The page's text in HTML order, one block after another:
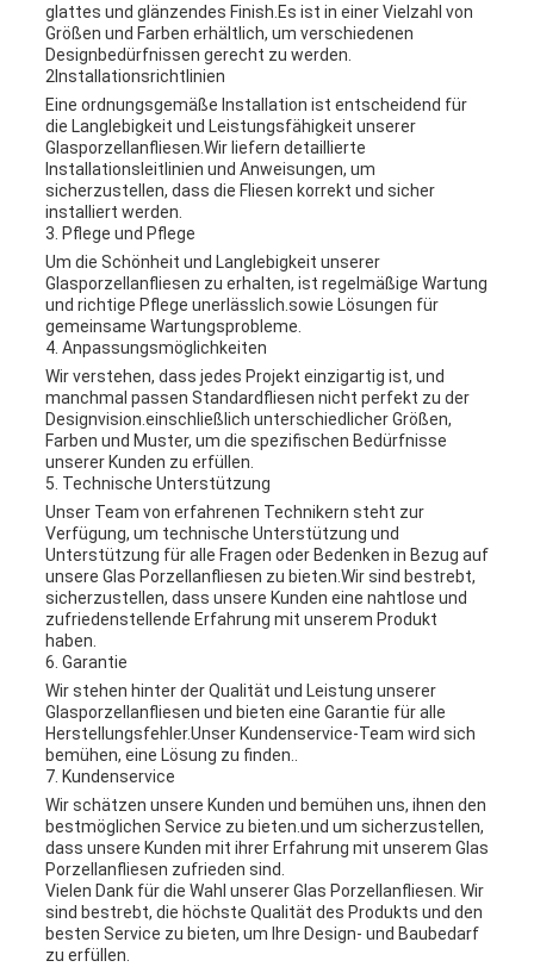
glattes und glänzendes Finish.Es ist in einer Vielzahl von
Größen und Farben erhältlich, um verschiedenen
Designbedürfnissen gerecht zu werden.
2Installationsrichtlinien
Eine ordnungsgemäße Installation ist entscheidend für
die Langlebigkeit und Leistungsfähigkeit unserer
Glasporzellanfliesen.Wir liefern detaillierte
Installationsleitlinien und Anweisungen, um
sicherzustellen, dass die Fliesen korrekt und sicher
installiert werden.
3. Pflege und Pflege
Um die Schönheit und Langlebigkeit unserer
Glasporzellanfliesen zu erhalten, ist regelmäßige Wartung
und richtige Pflege unerlässlich.sowie Lösungen für
gemeinsame Wartungsprobleme.
4. Anpassungsmöglichkeiten
Wir verstehen, dass jedes Projekt einzigartig ist, und
manchmal passen Standardfliesen nicht perfekt zu der
Designvision.einschließlich unterschiedlicher Größen,
Farben und Muster, um die spezifischen Bedürfnisse
unserer Kunden zu erfüllen.
5. Technische Unterstützung
Unser Team von erfahrenen Technikern steht zur
Verfügung, um technische Unterstützung und
Unterstützung für alle Fragen oder Bedenken in Bezug auf
unsere Glas Porzellanfliesen zu bieten.Wir sind bestrebt,
sicherzustellen, dass unsere Kunden eine nahtlose und
zufriedenstellende Erfahrung mit unserem Produkt
haben.
6. Garantie
Wir stehen hinter der Qualität und Leistung unserer
Glasporzellanfliesen und bieten eine Garantie für alle
Herstellungsfehler.Unser Kundenservice-Team wird sich
bemühen, eine Lösung zu finden..
7. Kundenservice
Wir schätzen unsere Kunden und bemühen uns, ihnen den
bestmöglichen Service zu bieten.und um sicherzustellen,
dass unsere Kunden mit ihrer Erfahrung mit unserem Glas
Porzellanfliesen zufrieden sind.
Vielen Dank für die Wahl unserer Glas Porzellanfliesen. Wir
sind bestrebt, die höchste Qualität des Produkts und den
besten Service zu bieten, um Ihre Design- und Baubedarf
zu erfüllen.